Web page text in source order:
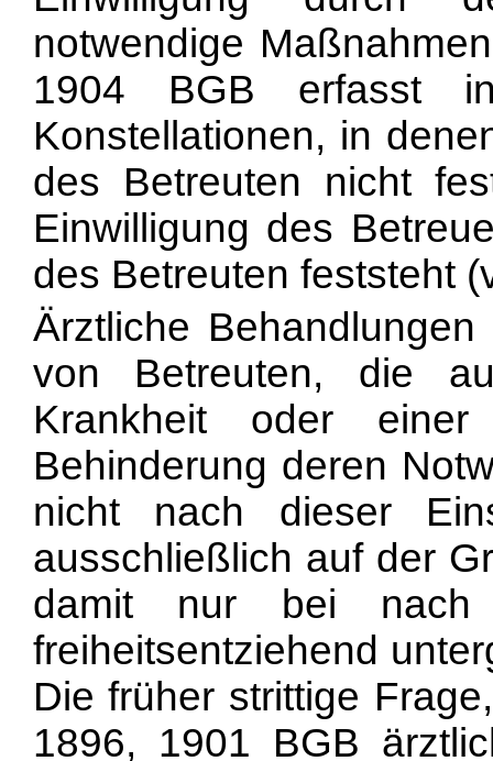
notwendige
1904 BGB erfasst
Konstellationen, in
des Betreuten nicht
Einwilligung des
des Betreuten feststeht
Ärztliche
von Betreuten, die
Krankheit oder
Behinderung deren
nicht nach dieser
ausschließlich auf der
damit nur bei
freiheitsentziehend
Die früher strittige
1896, 1901 BGB